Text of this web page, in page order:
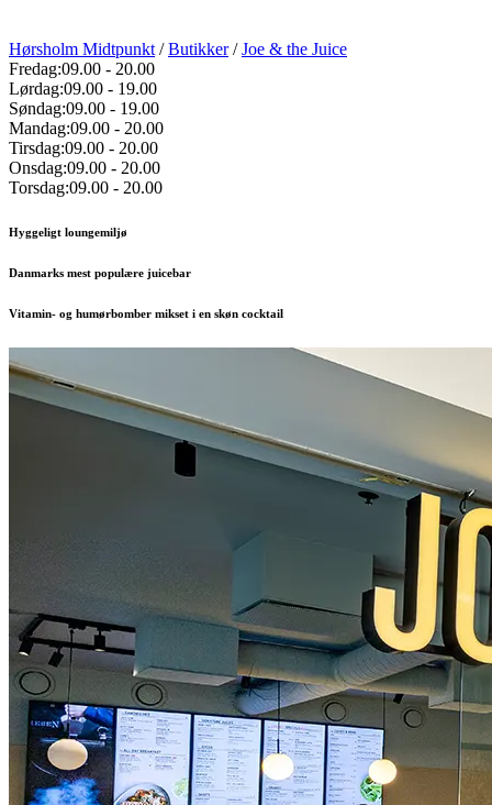
Hørsholm Midtpunkt /Butikker/Joe & the Juice
Fredag:09.00 - 20.00
Lørdag:09.00 - 19.00
Søndag:09.00 - 19.00
Mandag:09.00 - 20.00
Tirsdag:09.00 - 20.00
Onsdag:09.00 - 20.00
Torsdag:09.00 - 20.00
Hyggeligt loungemiljø
Danmarks mest populære juicebar
Vitamin- og humørbomber mikset i en skøn cocktail